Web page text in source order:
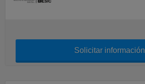
Solicitar información